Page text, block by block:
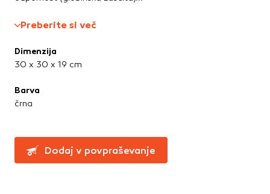
Preberite si več
Dimenzija
30 x 30 x 19 cm
Barva
črna
Dodaj v povpraševanje
Te piškotke nastavijo naši oglaševalski partnerji.
izdelavo profila vaših interesov, ki ga nato uporabijo za
Pri delu uporabljajo edinstveno prepoznavanje vašega
brskalnika in naprave. Če zavrnete uporabo teh piškotkov,
DOVOLI VSE